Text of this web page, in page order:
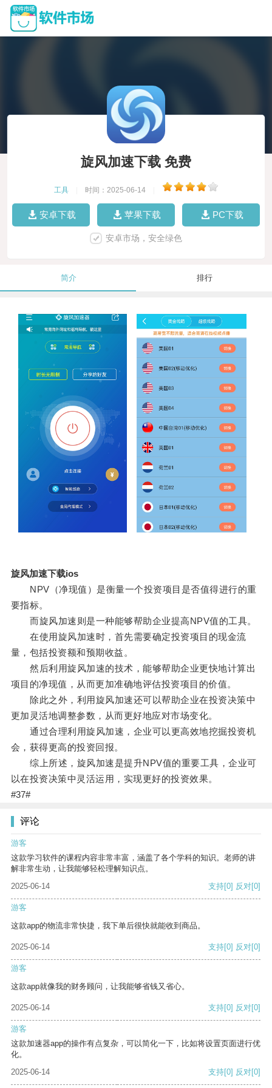
旋风加速下载 免费
工具 时间：2025-06-14
安卓下载 苹果下载 PC下载
安卓市场，安全绿色
简介 排行
旋风加速下载ios
NPV（净现值）是衡量一个投资项目是否值得进行的重
要指标。
而旋风加速则是一种能够帮助企业提高NPV值的工具。
在使用旋风加速时，首先需要确定投资项目的现金流
量，包括投资额和预期收益。
然后利用旋风加速的技术，能够帮助企业更快地计算出
项目的净现值，从而更加准确地评估投资项目的价值。
除此之外，利用旋风加速还可以帮助企业在投资决策中
更加灵活地调整参数，从而更好地应对市场变化。
通过合理利用旋风加速，企业可以更高效地挖掘投资机
会，获得更高的投资回报。
综上所述，旋风加速是提升NPV值的重要工具，企业可
以在投资决策中灵活运用，实现更好的投资效果。
#37#
评论
游客
这款学习软件的课程内容非常丰富，涵盖了各个学科的知识。老师的讲
解非常生动，让我能够轻松理解知识点。
2025-06-14
支持[0] 反对[0]
游客
这款app的物流非常快捷，我下单后很快就能收到商品。
2025-06-14 支持[0] 反对[0]
游客
这款app就像我的财务顾问，让我能够省钱又省心。
2025-06-14 支持[0] 反对[0]
游客
这款加速器app的操作有点复杂，可以简化一下，比如将设置页面进行优
化。
2025-06-14
支持[0] 反对[0]